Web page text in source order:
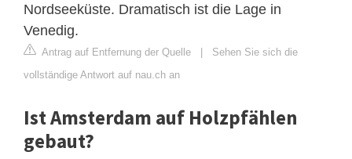
Nordseeküste. Dramatisch ist die Lage in
Venedig.
Antrag auf Entfernung der Quelle | Sehen Sie sich die
vollständige Antwort auf nau.ch an
Ist Amsterdam auf Holzpfählen
gebaut?